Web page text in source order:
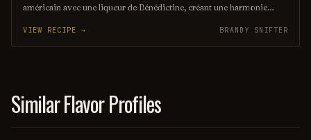
américain avec une liqueur de Bénédictine, créant une harmonie
une expérience gustative riche et chaleureuse, idéale pour les
amateurs de spiritueux. Ce mélange emblématique évoque l'âme du
VIEW RECIPE → BRANDY SNIFTER
Similar Flavor Profiles